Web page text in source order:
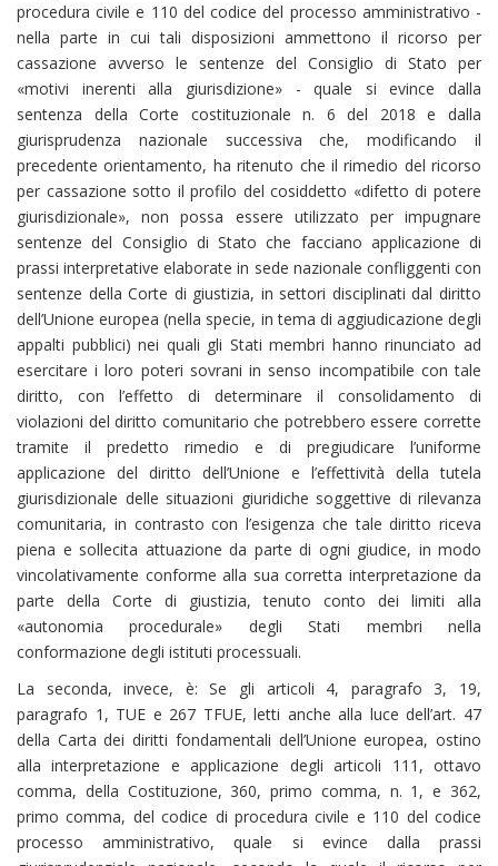
procedura civile e 110 del codice del processo amministrativo -
nella parte in cui tali disposizioni ammettono il ricorso per
cassazione avverso le sentenze del Consiglio di Stato per
«motivi inerenti alla giurisdizione» - quale si evince dalla
sentenza della Corte costituzionale n. 6 del 2018 e dalla
giurisprudenza nazionale successiva che, modificando il
precedente orientamento, ha ritenuto che il rimedio del ricorso
per cassazione sotto il profilo del cosiddetto «difetto di potere
giurisdizionale», non possa essere utilizzato per impugnare
sentenze del Consiglio di Stato che facciano applicazione di
prassi interpretative elaborate in sede nazionale confliggenti con
sentenze della Corte di giustizia, in settori disciplinati dal diritto
dell’Unione europea (nella specie, in tema di aggiudicazione degli
appalti pubblici) nei quali gli Stati membri hanno rinunciato ad
esercitare i loro poteri sovrani in senso incompatibile con tale
diritto, con l’effetto di determinare il consolidamento di
violazioni del diritto comunitario che potrebbero essere corrette
tramite il predetto rimedio e di pregiudicare l’uniforme
applicazione del diritto dell’Unione e l’effettività della tutela
giurisdizionale delle situazioni giuridiche soggettive di rilevanza
comunitaria, in contrasto con l’esigenza che tale diritto riceva
piena e sollecita attuazione da parte di ogni giudice, in modo
vincolativamente conforme alla sua corretta interpretazione da
parte della Corte di giustizia, tenuto conto dei limiti alla
«autonomia procedurale» degli Stati membri nella
conformazione degli istituti processuali.
La seconda, invece, è: Se gli articoli 4, paragrafo 3, 19,
paragrafo 1, TUE e 267 TFUE, letti anche alla luce dell’art. 47
della Carta dei diritti fondamentali dell’Unione europea, ostino
alla interpretazione e applicazione degli articoli 111, ottavo
comma, della Costituzione, 360, primo comma, n. 1, e 362,
primo comma, del codice di procedura civile e 110 del codice
processo amministrativo, quale si evince dalla prassi